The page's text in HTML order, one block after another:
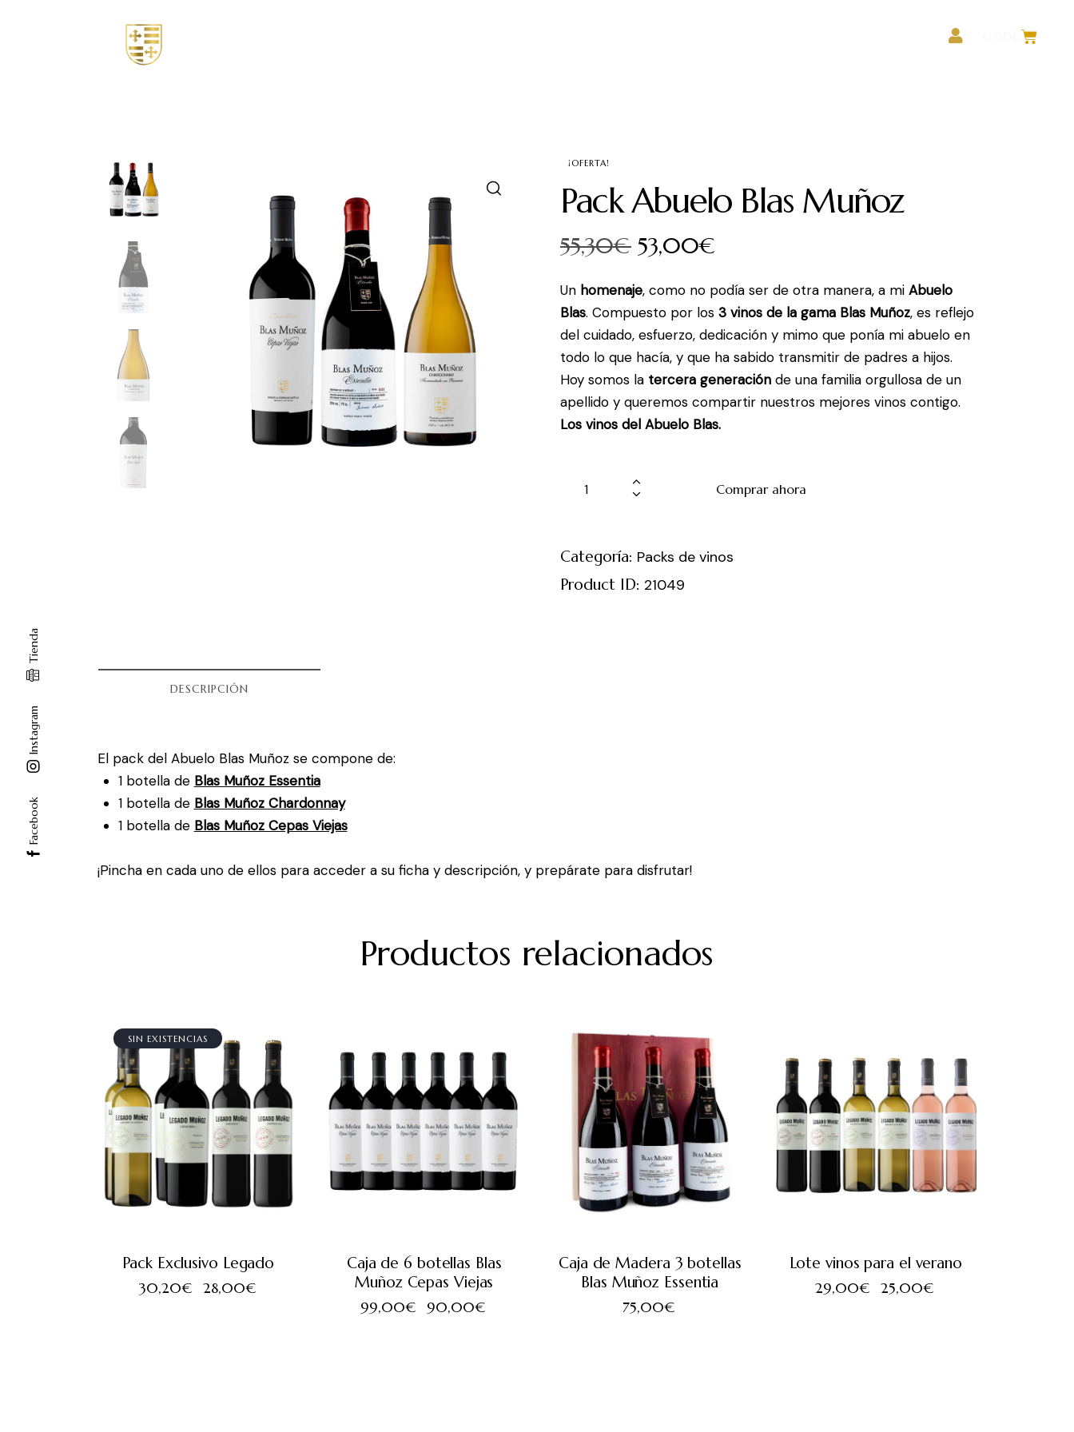
¡OFERTA!
Pack Abuelo Blas Muñoz
55,30€ 53,00€
Un homenaje, como no podía ser de otra manera, a mi Abuelo
Blas. Compuesto por los 3 vinos de la gama Blas Muñoz, es reflejo
del cuidado, esfuerzo, dedicación y mimo que ponía mi abuelo en
todo lo que hacía, y que ha sabido transmitir de padres a hijos.
Hoy somos la tercera generación de una familia orgullosa de un
apellido y queremos compartir nuestros mejores vinos contigo.
Los vinos del Abuelo Blas.
Comprar ahora
Categoría: Packs de vinos
Product ID: 21049
DESCRIPCIÓN
El pack del Abuelo Blas Muñoz se compone de:
1 botella de Blas Muñoz Essentia
1 botella de Blas Muñoz Chardonnay
1 botella de Blas Muñoz Cepas Viejas
¡Pincha en cada uno de ellos para acceder a su ficha y descripción, y prepárate para disfrutar!
Productos relacionados
SIN EXISTENCIAS ¡OFERTA!
Pack Exclusivo Legado
30,20€ 28,00€
Caja de 6 botellas Blas
Muñoz Cepas Viejas
99,00€ 90,00€
Caja de Madera 3 botellas
Blas Muñoz Essentia
75,00€
Lote vinos para el verano
29,00€ 25,00€
Facebook
Instagram
Tienda